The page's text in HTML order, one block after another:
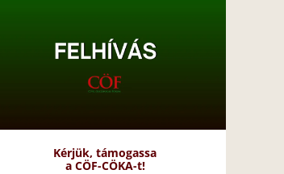
Kérjük, támogassa
a CÖF-CÖKA-t!